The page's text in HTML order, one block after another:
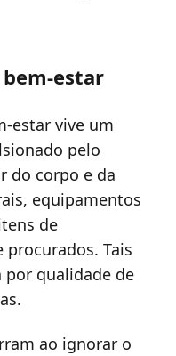
estar
estar vive um
pelo
do corpo e da
equipamentos
de
Tais
por qualidade de
ao ignorar o